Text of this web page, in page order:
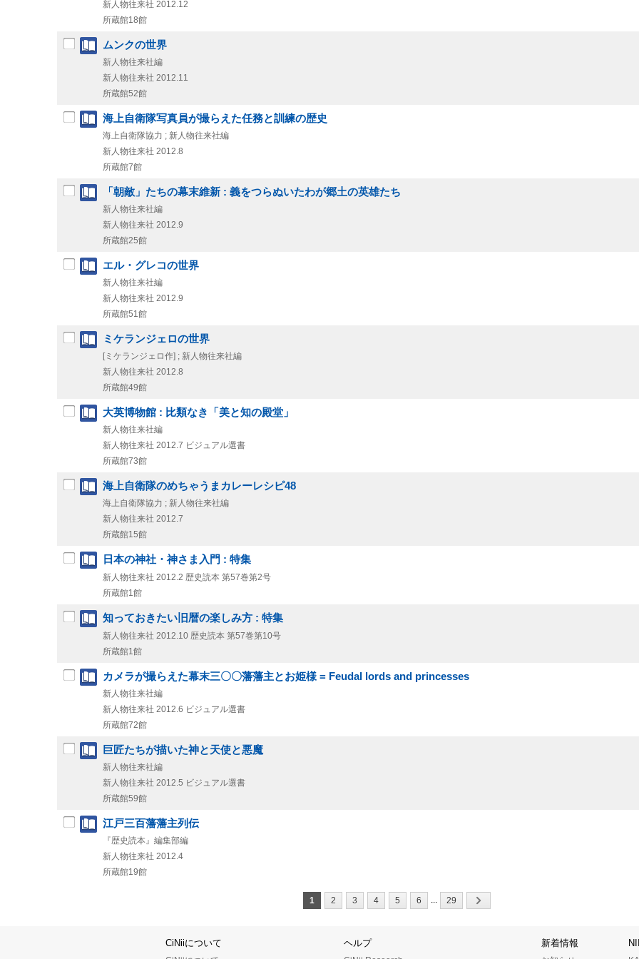
新人物往来社 2012.12
所蔵館18館
ムンクの世界
新人物往来社編
新人物往来社 2012.11
所蔵館52館
海上自衛隊写真員が撮らえた任務と訓練の歴史
海上自衛隊協力 ; 新人物往来社編
新人物往来社 2012.8
所蔵館7館
「朝敵」たちの幕末維新 : 義をつらぬいたわが郷土の英雄たち
新人物往来社編
新人物往来社 2012.9
所蔵館25館
エル・グレコの世界
新人物往来社編
新人物往来社 2012.9
所蔵館51館
ミケランジェロの世界
[ミケランジェロ作] ; 新人物往来社編
新人物往来社 2012.8
所蔵館49館
大英博物館 : 比類なき「美と知の殿堂」
新人物往来社編
新人物往来社 2012.7 ビジュアル選書
所蔵館73館
海上自衛隊のめちゃうまカレーレシピ48
海上自衛隊協力 ; 新人物往来社編
新人物往来社 2012.7
所蔵館15館
日本の神社・神さま入門 : 特集
新人物往来社 2012.2 歴史読本 第57巻第2号
所蔵館1館
知っておきたい旧暦の楽しみ方 : 特集
新人物往来社 2012.10 歴史読本 第57巻第10号
所蔵館1館
カメラが撮らえた幕末三〇〇藩藩主とお姫様 = Feudal lords and princesses
新人物往来社編
新人物往来社 2012.6 ビジュアル選書
所蔵館72館
巨匠たちが描いた神と天使と悪魔
新人物往来社編
新人物往来社 2012.5 ビジュアル選書
所蔵館59館
江戸三百藩藩主列伝
『歴史読本』編集部編
新人物往来社 2012.4
所蔵館19館
1 2 3 4 5 6 ... 29
CiNiiについて ヘルプ 新着情報